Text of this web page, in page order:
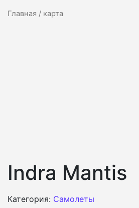
Главная / карта
Indra Mantis
Категория: Самолеты